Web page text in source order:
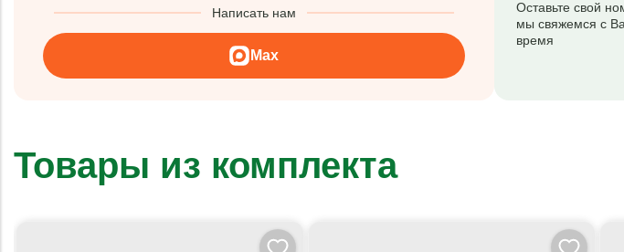
Написать нам
Max
Оставьте свой
мы свяжемся с
время
Товары из комплекта